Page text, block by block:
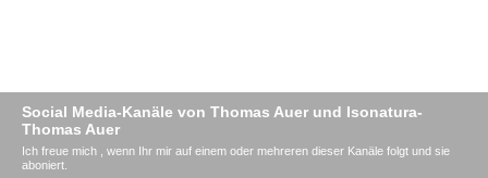
Social Media-Kanäle von Thomas Auer und Isonatura-
Thomas Auer
Ich freue mich , wenn Ihr mir auf einem oder mehreren dieser Kanäle folgt und sie
aboniert.